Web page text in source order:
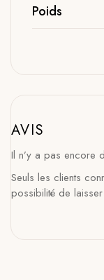
Poids
AVIS
Il n’y a pas encore
Seuls les clients
possibilité de